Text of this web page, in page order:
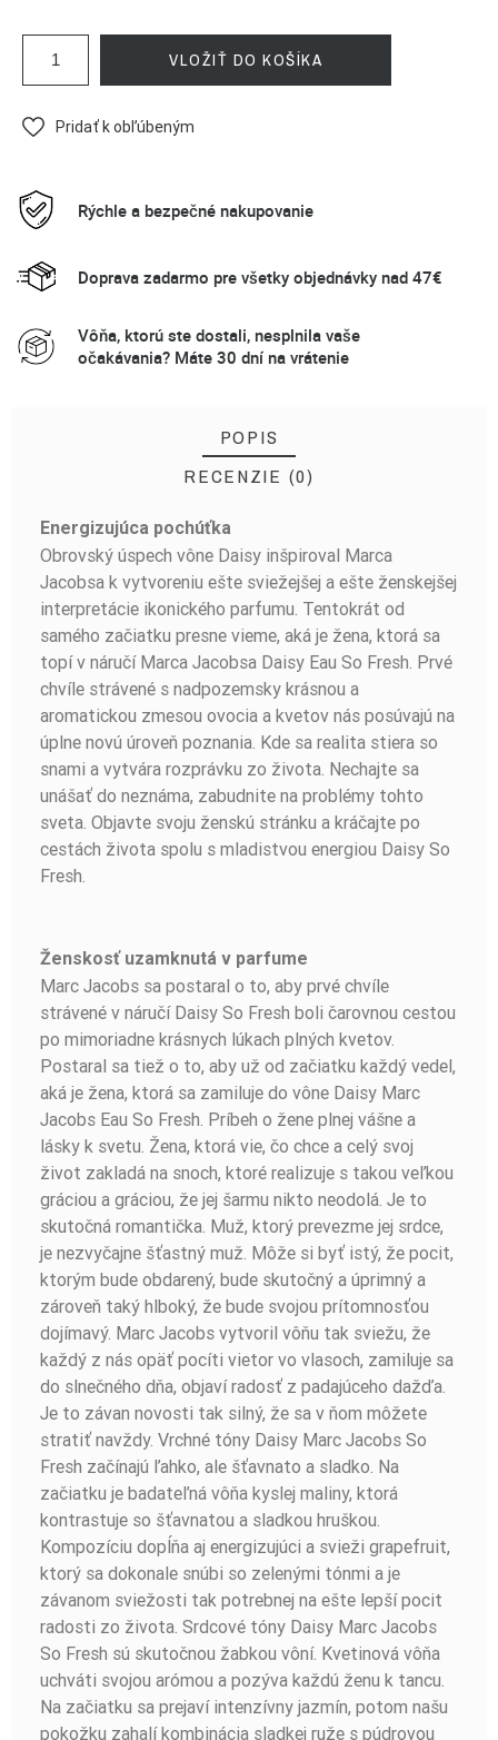
VLOŽIŤ DO KOŠÍKA
Pridať k obľúbeným
Rýchle a bezpečné nakupovanie
Doprava zadarmo pre všetky objednávky nad 47€
Vôňa, ktorú ste dostali, nesplnila vaše
očakávania? Máte 30 dní na vrátenie
POPIS
RECENZIE (0)
Energizujúca pochúťka
Obrovský úspech vône Daisy inšpiroval Marca
Jacobsa k vytvoreniu ešte sviežejšej a ešte ženskejšej
interpretácie ikonického parfumu. Tentokrát od
samého začiatku presne vieme, aká je žena, ktorá sa
topí v náručí Marca Jacobsa Daisy Eau So Fresh. Prvé
chvíle strávené s nadpozemsky krásnou a
aromatickou zmesou ovocia a kvetov nás posúvajú na
úplne novú úroveň poznania. Kde sa realita stiera so
snami a vytvára rozprávku zo života. Nechajte sa
unášať do neznáma, zabudnite na problémy tohto
sveta. Objavte svoju ženskú stránku a kráčajte po
cestách života spolu s mladistvou energiou Daisy So
Fresh.
Ženskosť uzamknutá v parfume
Marc Jacobs sa postaral o to, aby prvé chvíle
strávené v náručí Daisy So Fresh boli čarovnou cestou
po mimoriadne krásnych lúkach plných kvetov.
Postaral sa tiež o to, aby už od začiatku každý vedel,
aká je žena, ktorá sa zamiluje do vône Daisy Marc
Jacobs Eau So Fresh. Príbeh o žene plnej vášne a
lásky k svetu. Žena, ktorá vie, čo chce a celý svoj
život zakladá na snoch, ktoré realizuje s takou veľkou
gráciou a gráciou, že jej šarmu nikto neodolá. Je to
skutočná romantička. Muž, ktorý prevezme jej srdce,
je nezvyčajne šťastný muž. Môže si byť istý, že pocit,
ktorým bude obdarený, bude skutočný a úprimný a
zároveň taký hlboký, že bude svojou prítomnosťou
dojímavý. Marc Jacobs vytvoril vôňu tak sviežu, že
každý z nás opäť pocíti vietor vo vlasoch, zamiluje sa
do slnečného dňa, objaví radosť z padajúceho dažďa.
Je to závan novosti tak silný, že sa v ňom môžete
stratiť navždy. Vrchné tóny Daisy Marc Jacobs So
Fresh začínajú ľahko, ale šťavnato a sladko. Na
začiatku je badateľná vôňa kyslej maliny, ktorá
kontrastuje so šťavnatou a sladkou hruškou.
Kompozíciu dopĺňa aj energizujúci a svieži grapefruit,
ktorý sa dokonale snúbi so zelenými tónmi a je
závanom sviežosti tak potrebnej na ešte lepší pocit
radosti zo života. Srdcové tóny Daisy Marc Jacobs
So Fresh sú skutočnou žabkou vôní. Kvetinová vôňa
uchváti svojou arómou a pozýva každú ženu k tancu.
Na začiatku sa prejaví intenzívny jazmín, potom našu
pokožku zahalí kombinácia sladkej ruže s púdrovou
BUĎTE PRVÝ, KTO NAPÍŠE RECENZIU!